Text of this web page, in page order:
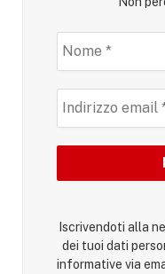
Iscrivendoti alla
dei tuoi dati
informative via